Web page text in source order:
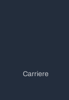
Carriere